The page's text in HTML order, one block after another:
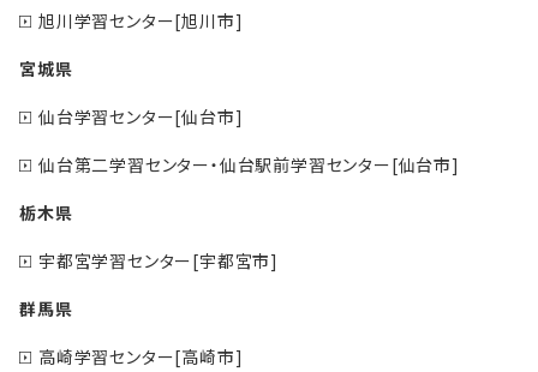
旭川学習センター[旭川市]
宮城県
仙台学習センター[仙台市]
仙台第二学習センター・仙台駅前学習センター[仙台市]
栃木県
宇都宮学習センター[宇都宮市]
群馬県
高崎学習センター[高崎市]